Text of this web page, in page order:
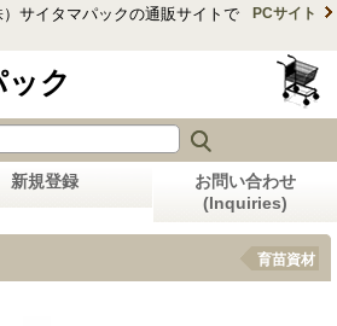
サイタマパックの通販サイトで
PCサイト
ク
新規登録
お問い合わせ
(Inquiries)
育苗資材